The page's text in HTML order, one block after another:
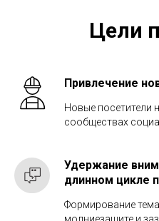
Цели
Привлечение
Новые посетители
сообществах
Удержание
длинном цикле
Формирование